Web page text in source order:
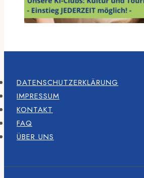
DATENSCHUTZERKLÄRUNG
IMPRESSUM
KONTAKT
FAQ
ÜBER UNS